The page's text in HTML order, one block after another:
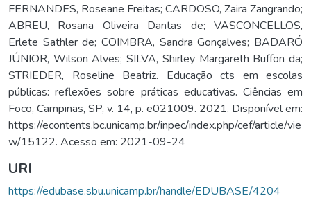
FERNANDES, Roseane Freitas; CARDOSO, Zaira Zangrando;
ABREU, Rosana Oliveira Dantas de; VASCONCELLOS,
Erlete Sathler de; COIMBRA, Sandra Gonçalves; BADARÓ
JÚNIOR, Wilson Alves; SILVA, Shirley Margareth Buffon da;
STRIEDER, Roseline Beatriz. Educação cts em escolas
públicas: reflexões sobre práticas educativas. Ciências em
Foco, Campinas, SP, v. 14, p. e021009. 2021. Disponível em:
https://econtents.bc.unicamp.br/inpec/index.php/cef/article/vie
w/15122. Acesso em: 2021-09-24
URI
https://edubase.sbu.unicamp.br/handle/EDUBASE/4204